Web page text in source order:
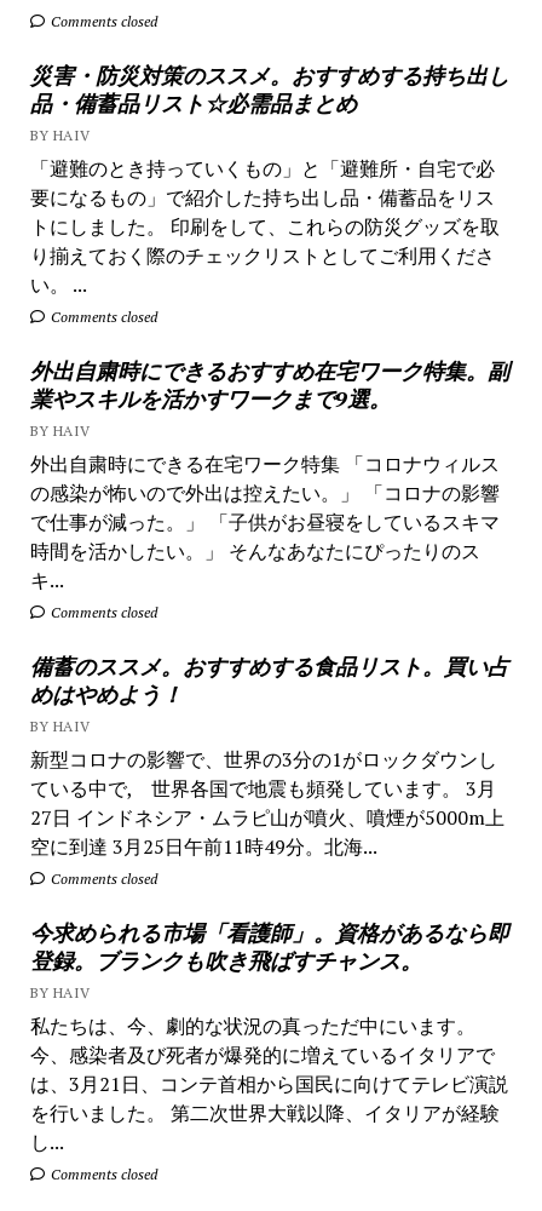
Comments closed
災害・防災対策のススメ。おすすめする持ち出し
品・備蓄品リスト☆必需品まとめ
BY HAIV
「避難のとき持っていくもの」と「避難所・自宅で必
要になるもの」で紹介した持ち出し品・備蓄品をリス
トにしました。 印刷をして、これらの防災グッズを取
り揃えておく際のチェックリストとしてご利用くださ
い。 ...
Comments closed
外出自粛時にできるおすすめ在宅ワーク特集。副
業やスキルを活かすワークまで9選。
BY HAIV
外出自粛時にできる在宅ワーク特集 「コロナウィルス
の感染が怖いので外出は控えたい。」 「コロナの影響
で仕事が減った。」 「子供がお昼寝をしているスキマ
時間を活かしたい。」 そんなあなたにぴったりのス
キ...
Comments closed
備蓄のススメ。おすすめする食品リスト。買い占
めはやめよう！
BY HAIV
新型コロナの影響で、世界の3分の1がロックダウンし
ている中で, 世界各国で地震も頻発しています。 3月
27日 インドネシア・ムラピ山が噴火、噴煙が5000m上
空に到達 3月25日午前11時49分。北海...
Comments closed
今求められる市場「看護師」。資格があるなら即
登録。ブランクも吹き飛ばすチャンス。
BY HAIV
私たちは、今、劇的な状況の真っただ中にいます。
今、感染者及び死者が爆発的に増えているイタリアで
は、3月21日、コンテ首相から国民に向けてテレビ演説
を行いました。 第二次世界大戦以降、イタリアが経験
し...
Comments closed